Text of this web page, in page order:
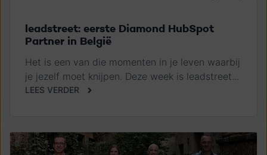
leadstreet: eerste Diamond HubSpot
Partner in België
Het is een van die momenten in je leven waarbij
je jezelf moet knijpen. Deze week is leadstreet...
LEES VERDER